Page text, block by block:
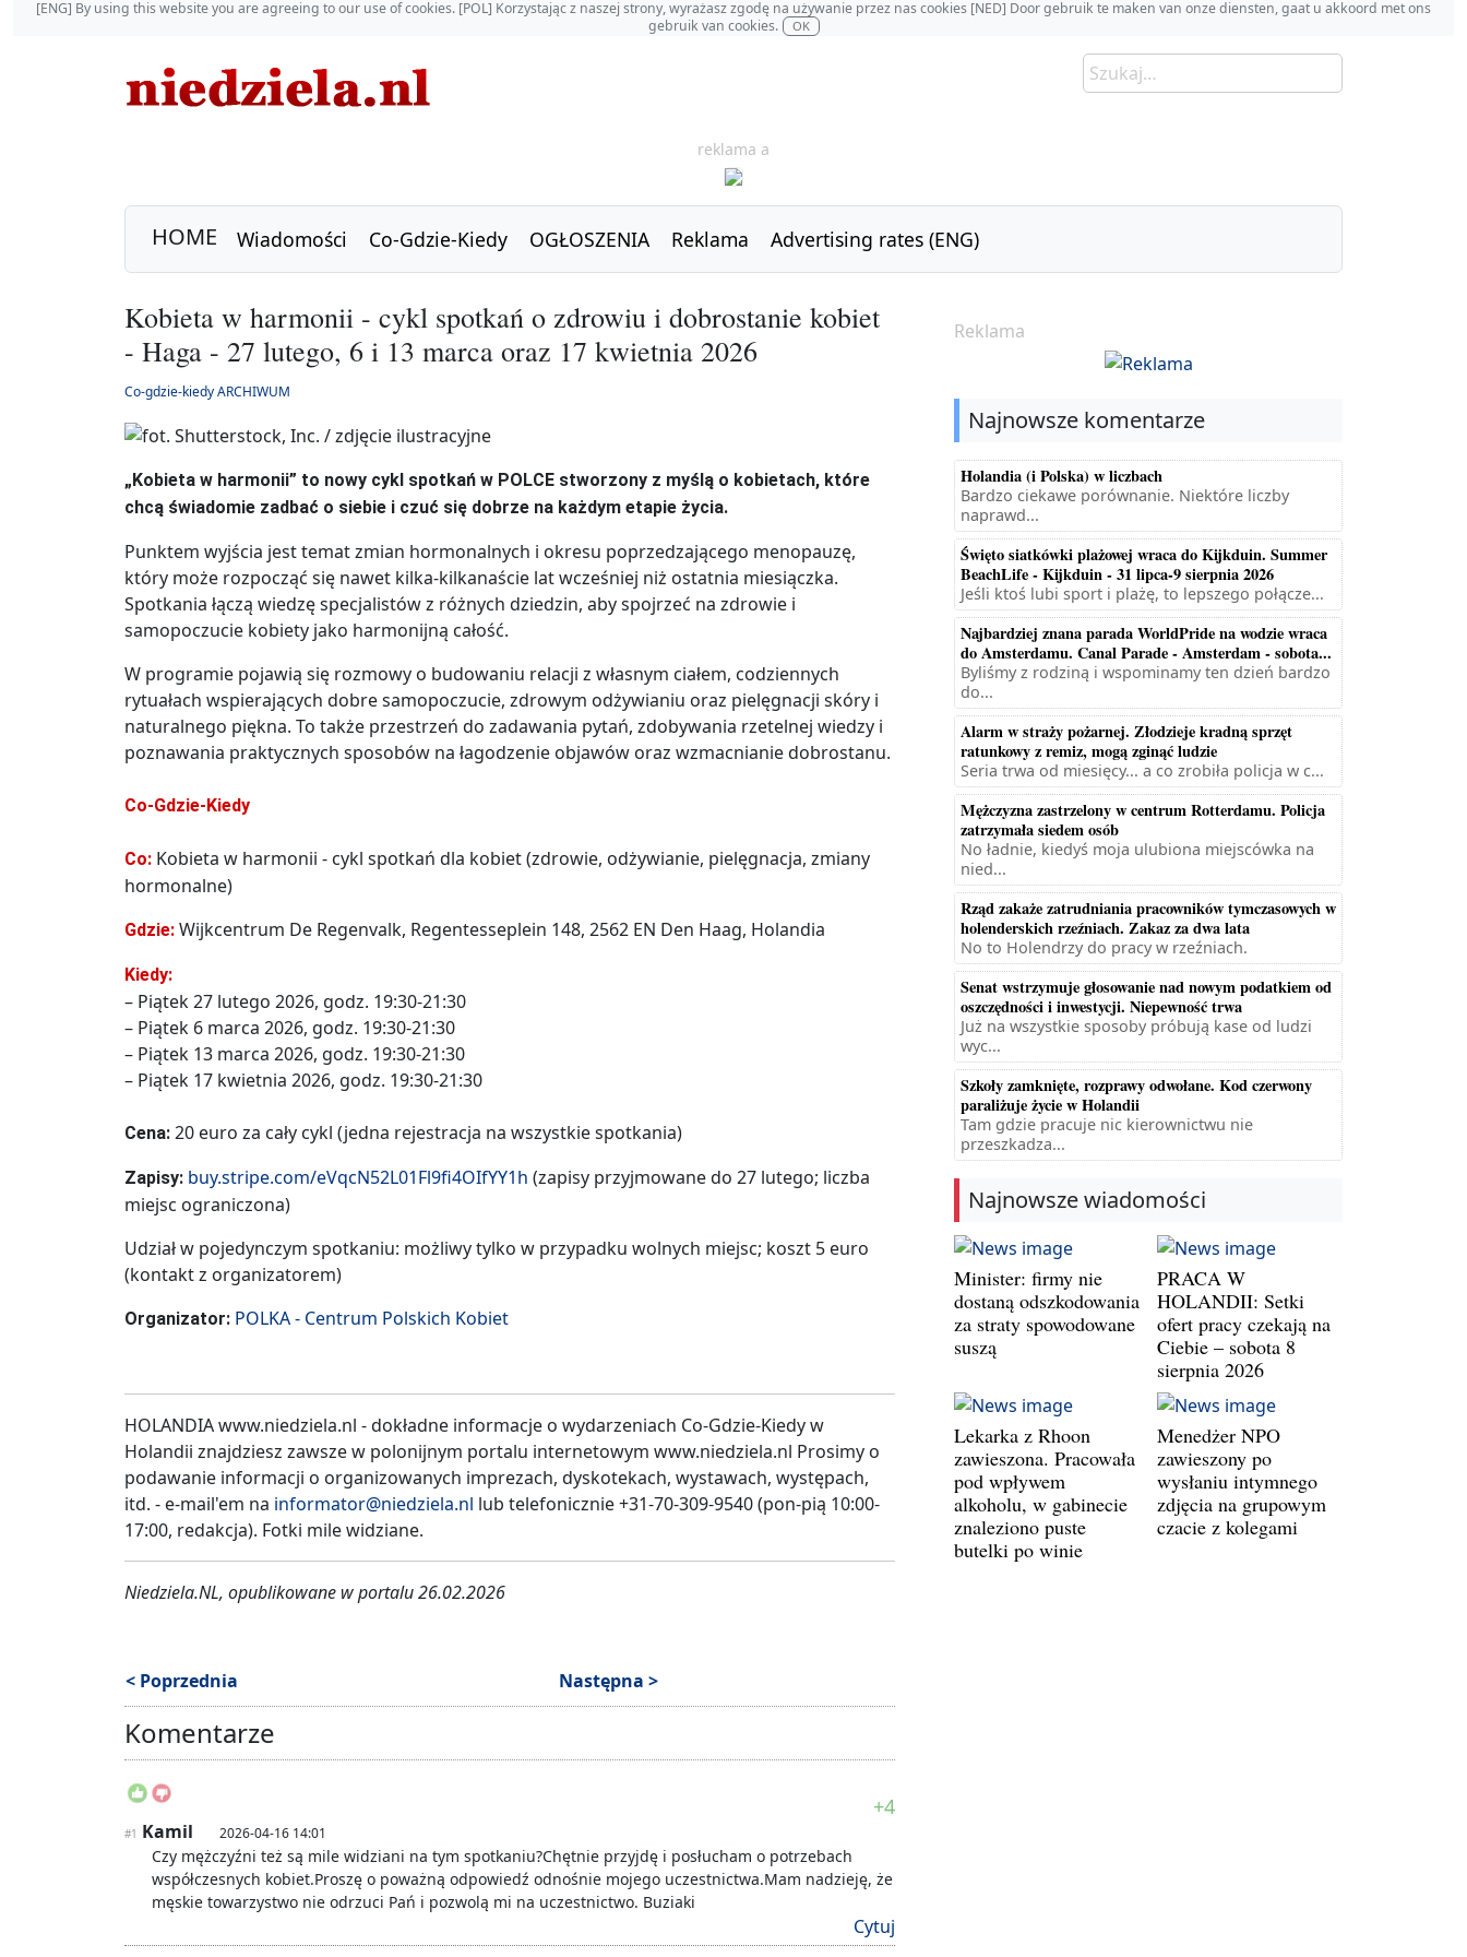
[ENG] By using this website you are agreeing to our use of cookies. [POL] Korzystając z naszej strony, wyrażasz zgodę na używanie przez nas cookies [NED] Door gebruik te maken van onze diensten, gaat u akkoord met ons
gebruik van cookies.
OK
reklama a
HOME Wiadomości Co-Gdzie-Kiedy OGŁOSZENIA Reklama Advertising rates (ENG)
Kobieta w harmonii - cykl spotkań o zdrowiu i dobrostanie kobiet
- Haga - 27 lutego, 6 i 13 marca oraz 17 kwietnia 2026
Co-gdzie-kiedy ARCHIWUM
„Kobieta w harmonii” to nowy cykl spotkań w POLCE stworzony z myślą o kobietach, które
chcą świadomie zadbać o siebie i czuć się dobrze na każdym etapie życia.
Punktem wyjścia jest temat zmian hormonalnych i okresu poprzedzającego menopauzę,
który może rozpocząć się nawet kilka-kilkanaście lat wcześniej niż ostatnia miesiączka.
Spotkania łączą wiedzę specjalistów z różnych dziedzin, aby spojrzeć na zdrowie i
samopoczucie kobiety jako harmonijną całość.
W programie pojawią się rozmowy o budowaniu relacji z własnym ciałem, codziennych
rytuałach wspierających dobre samopoczucie, zdrowym odżywianiu oraz pielęgnacji skóry i
naturalnego piękna. To także przestrzeń do zadawania pytań, zdobywania rzetelnej wiedzy i
poznawania praktycznych sposobów na łagodzenie objawów oraz wzmacnianie dobrostanu.
Co-Gdzie-Kiedy
Co: Kobieta w harmonii - cykl spotkań dla kobiet (zdrowie, odżywianie, pielęgnacja, zmiany
hormonalne)
Gdzie: Wijkcentrum De Regenvalk, Regentesseplein 148, 2562 EN Den Haag, Holandia
Kiedy:
– Piątek 27 lutego 2026, godz. 19:30-21:30
– Piątek 6 marca 2026, godz. 19:30-21:30
– Piątek 13 marca 2026, godz. 19:30-21:30
– Piątek 17 kwietnia 2026, godz. 19:30-21:30
Cena: 20 euro za cały cykl (jedna rejestracja na wszystkie spotkania)
Zapisy: buy.stripe.com/eVqcN52L01Fl9fi4OIfYY1h (zapisy przyjmowane do 27 lutego; liczba
miejsc ograniczona)
Udział w pojedynczym spotkaniu: możliwy tylko w przypadku wolnych miejsc; koszt 5 euro
(kontakt z organizatorem)
Organizator: POLKA - Centrum Polskich Kobiet
HOLANDIA www.niedziela.nl - dokładne informacje o wydarzeniach Co-Gdzie-Kiedy w
Holandii znajdziesz zawsze w polonijnym portalu internetowym www.niedziela.nl Prosimy o
podawanie informacji o organizowanych imprezach, dyskotekach, wystawach, występach,
itd. - e-mail'em na informator@niedziela.nl lub telefonicznie +31-70-309-9540 (pon-pią 10:00-
17:00, redakcja). Fotki mile widziane.
Niedziela.NL, opublikowane w portalu 26.02.2026
< Poprzednia Następna >
Komentarze
+4
#1 Kamil 2026-04-16 14:01
Czy mężczyźni też są mile widziani na tym spotkaniu?Chętnie przyjdę i posłucham o potrzebach
współczesnych kobiet.Proszę o poważną odpowiedź odnośnie mojego uczestnictwa.Mam nadzieję, że
męskie towarzystwo nie odrzuci Pań i pozwolą mi na uczestnictwo. Buziaki
Cytuj
Reklama
Najnowsze komentarze
Holandia (i Polska) w liczbach
Bardzo ciekawe porównanie. Niektóre liczby
naprawd...
Święto siatkówki plażowej wraca do Kijkduin. Summer
BeachLife - Kijkduin - 31 lipca-9 sierpnia 2026
Jeśli ktoś lubi sport i plażę, to lepszego połącze...
Najbardziej znana parada WorldPride na wodzie wraca
do Amsterdamu. Canal Parade - Amsterdam - sobota...
Byliśmy z rodziną i wspominamy ten dzień bardzo
do...
Alarm w straży pożarnej. Złodzieje kradną sprzęt
ratunkowy z remiz, mogą zginąć ludzie
Seria trwa od miesięcy... a co zrobiła policja w c...
Mężczyzna zastrzelony w centrum Rotterdamu. Policja
zatrzymała siedem osób
No ładnie, kiedyś moja ulubiona miejscówka na
nied...
Rząd zakaże zatrudniania pracowników tymczasowych w
holenderskich rzeźniach. Zakaz za dwa lata
No to Holendrzy do pracy w rzeźniach.
Senat wstrzymuje głosowanie nad nowym podatkiem od
oszczędności i inwestycji. Niepewność trwa
Już na wszystkie sposoby próbują kase od ludzi
wyc...
Szkoły zamknięte, rozprawy odwołane. Kod czerwony
paraliżuje życie w Holandii
Tam gdzie pracuje nic kierownictwu nie
przeszkadza...
Najnowsze wiadomości
Minister: firmy nie
dostaną odszkodowania
za straty spowodowane
suszą
PRACA W
HOLANDII: Setki
ofert pracy czekają na
Ciebie – sobota 8
sierpnia 2026
Lekarka z Rhoon
zawieszona. Pracowała
pod wpływem
alkoholu, w gabinecie
znaleziono puste
butelki po winie
Menedżer NPO
zawieszony po
wysłaniu intymnego
zdjęcia na grupowym
czacie z kolegami